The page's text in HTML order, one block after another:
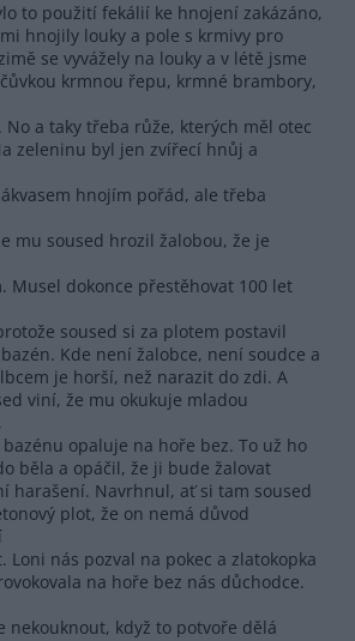
to použití fekálií ke hnojení zakázáno,
hnojily louky a pole s krmivy pro
se vyvážely na louky a v létě jsme
krmnou řepu, krmné brambory,
No a taky třeba růže, kterých měl otec
zeleninu byl jen zvířecí hnůj a
hnojím pořád, ale třeba
mu soused hrozil žalobou, že je
Musel dokonce přestěhovat 100 let
soused si za plotem postavil
Kde není žalobce, není soudce a
je horší, než narazit do zdi. A
viní, že mu okukuje mladou
opaluje na hoře bez. To už ho
běla a opáčil, že ji bude žalovat
harašení. Navrhnul, ať si tam soused
plot, že on nemá důvod
Loni nás pozval na pokec a zlatokopka
na hoře bez nás důchodce.
nekouknout, když to potvoře dělá